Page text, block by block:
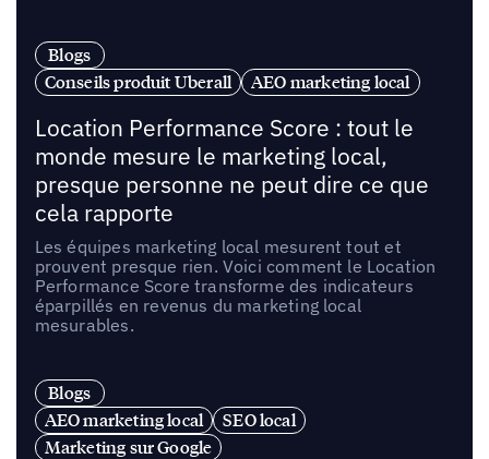
Blogs
Conseils produit Uberall
AEO marketing local
Location Performance Score : tout le
monde mesure le marketing local,
presque personne ne peut dire ce que
cela rapporte
Les équipes marketing local mesurent tout et
prouvent presque rien. Voici comment le Location
Performance Score transforme des indicateurs
éparpillés en revenus du marketing local
mesurables.
Blogs
AEO marketing local
SEO local
Marketing sur Google